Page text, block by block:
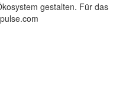
gestalten. Für das